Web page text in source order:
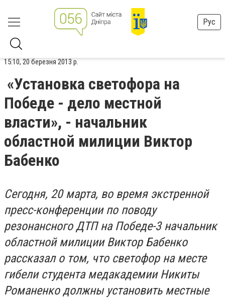
Рус
15:10, 20 березня 2013 р.
«Установка светофора на
Победе - дело местной
власти», - начальник
областной милиции Виктор
Бабенко
Сегодня, 20 марта, во время экстренной
пресс-конференции по поводу
резонансного ДТП на Победе-3 начальник
областной милиции Виктор Бабенко
рассказал о том, что светофор на месте
гибели студента медакадемии Никиты
Романенко должны установить местные